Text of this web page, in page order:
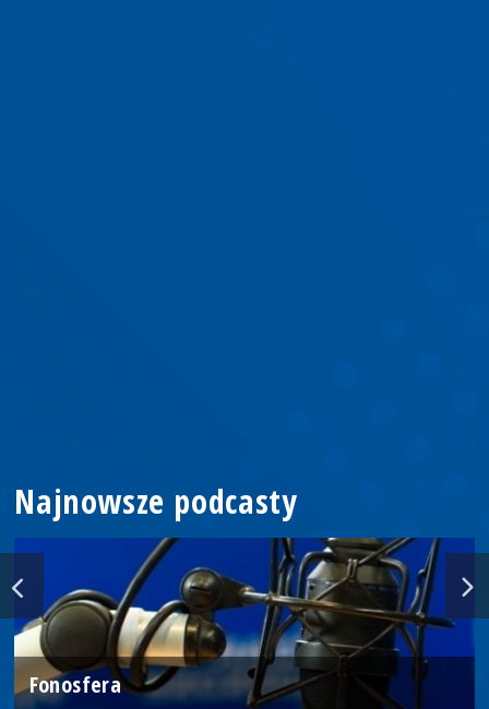
Najnowsze podcasty
Fonosfera